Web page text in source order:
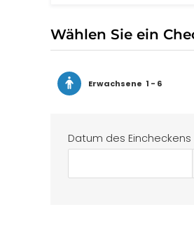
Wählen Sie ein
Erwachsene 1 - 6
Datum des Eincheckens